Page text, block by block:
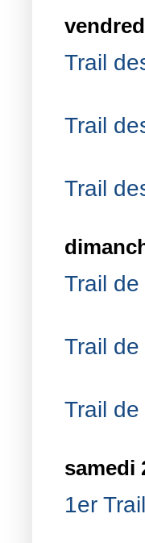
Trail
Trail
Trail
Trail
Trail
Trail
samedi
1er